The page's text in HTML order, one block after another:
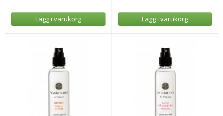
Lägg i varukorg Lägg i varukorg